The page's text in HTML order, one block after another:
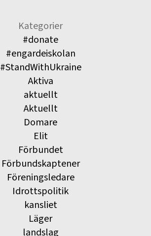
Kategorier
#donate
#engardeiskolan
#StandWithUkraine
Aktiva
aktuellt
Aktuellt
Domare
Elit
Förbundet
Förbundskaptener
Föreningsledare
Idrottspolitik
kansliet
Läger
landslag